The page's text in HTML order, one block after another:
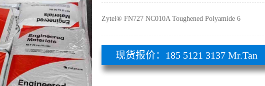
Zytel® FN727 NC010A Toughened Polyamide 6
现货报价：185 5121 3137 Mr.Tan